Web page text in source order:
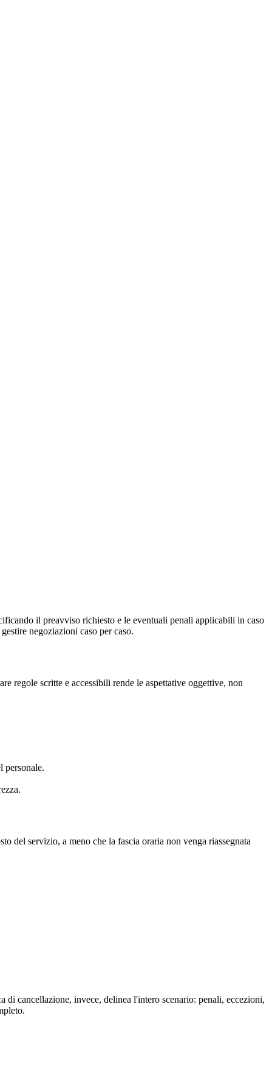
il preavviso richiesto e le eventuali penali applicabili in caso
negoziazioni caso per caso.
regole scritte e accessibili rende le aspettative oggettive, non
personale.
del servizio, a meno che la fascia oraria non venga riassegnata
cancellazione, invece, delinea l'intero scenario: penali, eccezioni,